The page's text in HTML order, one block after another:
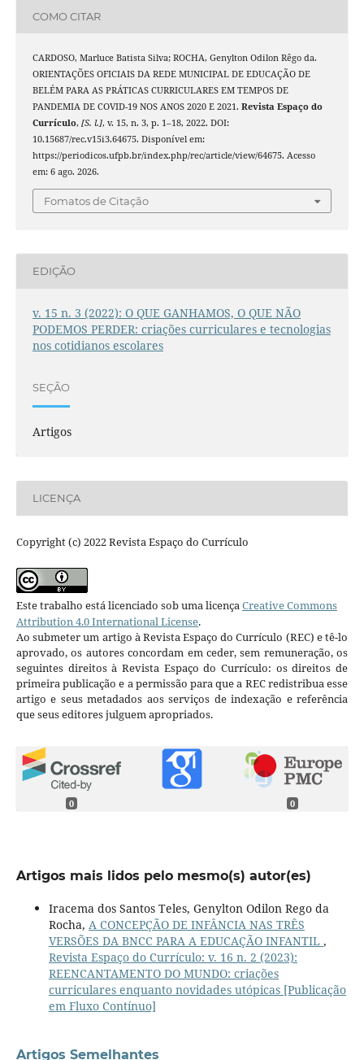
COMO CITAR
CARDOSO, Marluce Batista Silva; ROCHA, Genylton Odilon Rêgo da.
ORIENTAÇÕES OFICIAIS DA REDE MUNICIPAL DE EDUCAÇÃO DE
BELÉM PARA AS PRÁTICAS CURRICULARES EM TEMPOS DE
PANDEMIA DE COVID-19 NOS ANOS 2020 E 2021. Revista Espaço do
Currículo, [S. l.], v. 15, n. 3, p. 1–18, 2022. DOI:
10.15687/rec.v15i3.64675. Disponível em:
https://periodicos.ufpb.br/index.php/rec/article/view/64675. Acesso
em: 6 ago. 2026.
Fomatos de Citação
EDIÇÃO
v. 15 n. 3 (2022): O QUE GANHAMOS, O QUE NÃO
PODEMOS PERDER: criações curriculares e tecnologias
nos cotidianos escolares
SEÇÃO
Artigos
LICENÇA
Copyright (c) 2022 Revista Espaço do Currículo
Este trabalho está licenciado sob uma licençaCreative Commons
Attribution 4.0 International License.
Ao submeter um artigo à Revista Espaço do Currículo (REC) e tê-lo
aprovado, os autores concordam em ceder, sem remuneração, os
seguintes direitos à Revista Espaço do Currículo: os direitos de
primeira publicação e a permissão para que a REC redistribua esse
artigo e seus metadados aos serviços de indexação e referência
que seus editores julguem apropriados.
0 0
Artigos mais lidos pelo mesmo(s) autor(es)
Iracema dos Santos Teles, Genylton Odilon Rego da
Rocha, A CONCEPÇÃO DE INFÂNCIA NAS TRÊS
VERSÕES DA BNCC PARA A EDUCAÇÃO INFANTIL ,
Revista Espaço do Currículo: v. 16 n. 2 (2023):
REENCANTAMENTO DO MUNDO: criações
curriculares enquanto novidades utópicas [Publicação
em Fluxo Contínuo]
Artigos Semelhantes